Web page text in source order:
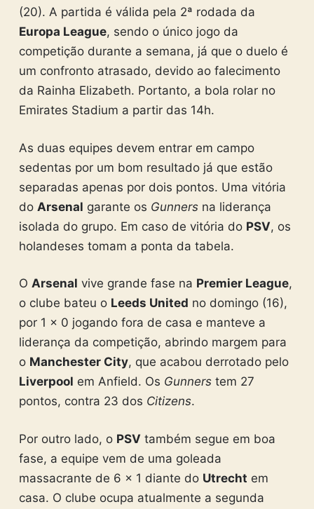
(20). A partida é válida pela 2ª rodada da
Europa League, sendo o único jogo da
competição durante a semana, já que o duelo é
um confronto atrasado, devido ao falecimento
da Rainha Elizabeth. Portanto, a bola rolar no
Emirates Stadium a partir das 14h.
As duas equipes devem entrar em campo
sedentas por um bom resultado já que estão
separadas apenas por dois pontos. Uma vitória
do Arsenal garante os Gunnersna liderança
isolada do grupo. Em caso de vitória do PSV, os
holandeses tomam a ponta da tabela.
O Arsenal vive grande fase na Premier League,
o clube bateu o Leeds United no domingo (16),
por 1 x 0 jogando fora de casa e manteve a
liderança da competição, abrindo margem para
o Manchester City, que acabou derrotado pelo
Liverpool em Anfield. Os Gunnerstem 27
pontos, contra 23 dos Citizens.
Por outro lado, o PSV também segue em boa
fase, a equipe vem de uma goleada
massacrante de 6 x 1 diante do Utrecht em
casa. O clube ocupa atualmente a segunda